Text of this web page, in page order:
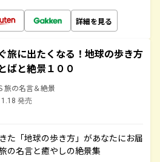
詳細を見る
旅に出たくなる！地球の歩き方
ばと絶景１００
旅の名言＆絶景
発売
た「地球の歩き方」があなたにお届
の名言と癒やしの絶景集